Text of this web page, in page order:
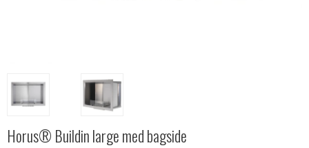
Horus® Buildin large med bagside